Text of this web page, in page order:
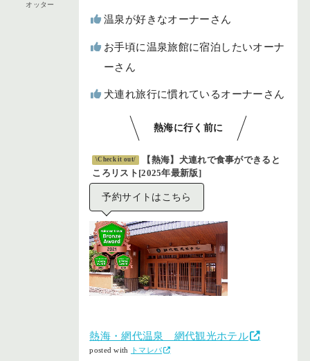
オッター
温泉が好きなオーナーさん
お手頃に温泉旅館に宿泊したいオーナ
ーさん
犬連れ旅行に慣れているオーナーさん
熱海に行く前に
\Check it out/
【熱海】犬連れで食事ができると
ころリスト[2025年最新版]
予約サイトはこちら
熱海・網代温泉 網代観光ホテル
posted with トマレバ